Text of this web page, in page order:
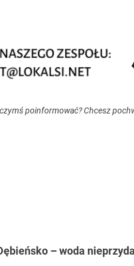
poinformować? Chcesz
– woda